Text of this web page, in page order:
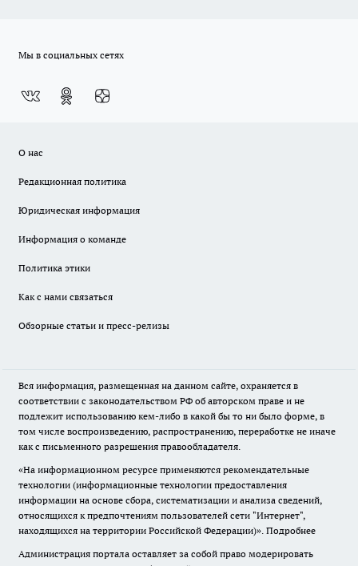
Мы в социальных сетях
О нас
Редакционная политика
Юридическая информация
Информация о команде
Политика этики
Как с нами связаться
Обзорные статьи и пресс-релизы
Вся информация, размещенная на данном сайте, охраняется в
соответствии с законодательством РФ об авторском праве и не
подлежит использованию кем-либо в какой бы то ни было форме, в
том числе воспроизведению, распространению, переработке не иначе
как с письменного разрешения правообладателя.
«На информационном ресурсе применяются рекомендательные
технологии (информационные технологии предоставления
информации на основе сбора, систематизации и анализа сведений,
относящихся к предпочтениям пользователей сети "Интернет",
находящихся на территории Российской Федерации)». Подробнее
Администрация портала оставляет за собой право модерировать